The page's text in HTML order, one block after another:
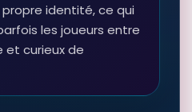
identité, ce qui
les joueurs entre
et curieux de